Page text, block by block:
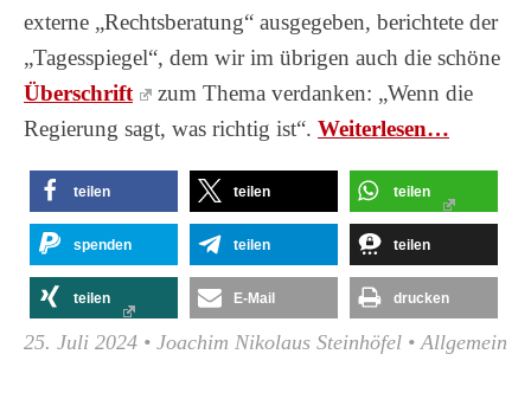
externe „Rechtsberatung“ ausgegeben, berichtete der
„Tagesspiegel“, dem wir im übrigen auch die schöne
Überschrift
zum Thema verdanken: „Wenn die
Regierung sagt, was richtig ist“. Wei­ter­le­sen…
teilen teilen teilen
spenden teilen teilen
teilen E-Mail drucken
25. Juli 2024 • Joachim Nikolaus Steinhöfel •Allgemein